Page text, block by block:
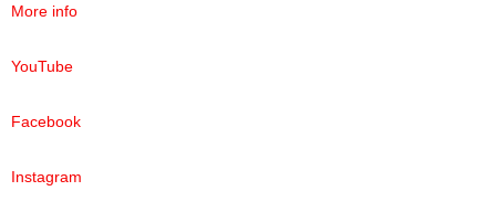
More info
YouTube
Facebook
Instagram